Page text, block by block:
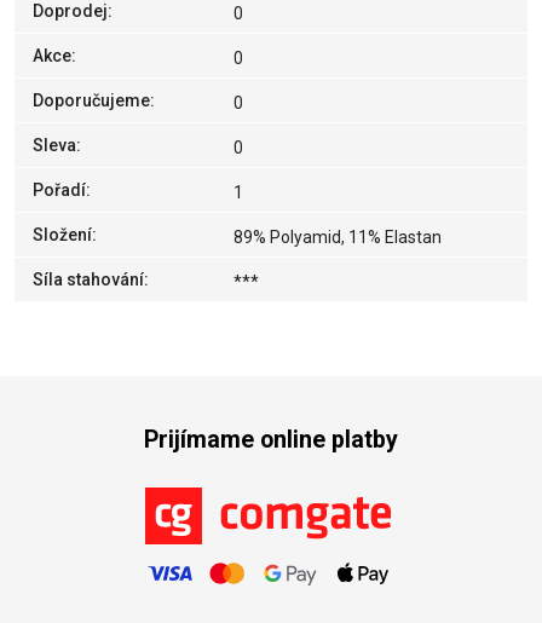
Doprodej: 0
Akce: 0
Doporučujeme: 0
Sleva: 0
Pořadí: 1
Složení: 89% Polyamid, 11% Elastan
Síla stahování: ***
Prijímame online platby